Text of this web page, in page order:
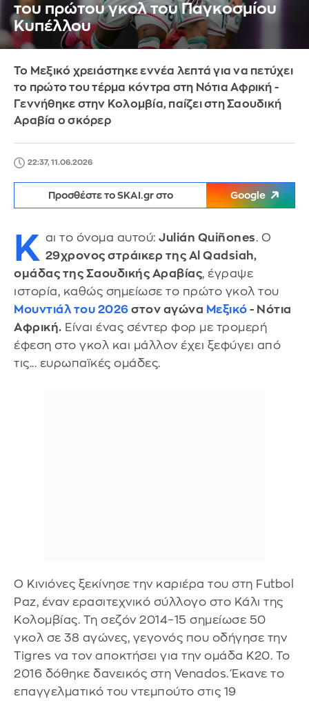
του πρώτου γκολ του Παγκοσμίου
Κυπέλλου
Το Μεξικό χρειάστηκε εννέα λεπτά για να πετύχει
το πρώτο του τέρμα κόντρα στη Νότια Αφρική -
Γεννήθηκε στην Κολομβία, παίζει στη Σαουδική
Αραβία ο σκόρερ
22:37, 11.06.2026
Προσθέστε το SKAI.gr στο Google
Κ αι το όνομα αυτού: Julián Quiñones. Ο
29χρονος στράικερ της Al Qadsiah,
ομάδας της Σαουδικής Αραβίας, έγραψε
ιστορία, καθώς σημείωσε το πρώτο γκολ του
Μουντιάλ του 2026 στον αγώνα Μεξικό - Νότια
Αφρική. Είναι ένας σέντερ φορ με τρομερή
έφεση στο γκολ και μάλλον έχει ξεφύγει από
τις... ευρωπαϊκές ομάδες.
Ο Κινιόνες ξεκίνησε την καριέρα του στη Futbol
Paz, έναν ερασιτεχνικό σύλλογο στο Κάλι της
Κολομβίας. Τη σεζόν 2014–15 σημείωσε 50
γκολ σε 38 αγώνες, γεγονός που οδήγησε την
Tigres να τον αποκτήσει για την ομάδα Κ20. Το
2016 δόθηκε δανεικός στη Venados. Έκανε το
επαγγελματικό του ντεμπούτο στις 19